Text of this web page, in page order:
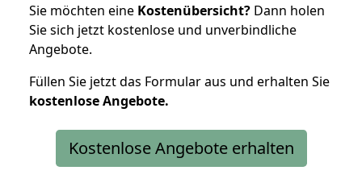
Sie möchten eine Kostenübersicht? Dann holen
Sie sich jetzt kostenlose und unverbindliche
Angebote.
Füllen Sie jetzt das Formular aus und erhalten Sie
kostenloseAngebote.
Kostenlose Angebote erhalten